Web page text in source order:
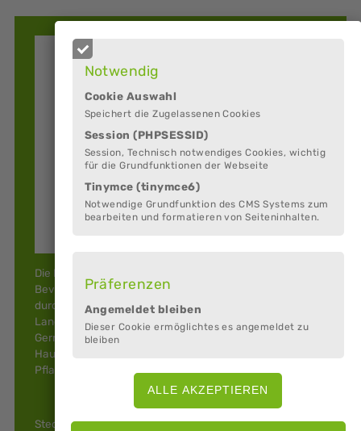
Notwendig
Cookie Auswahl
Speichert die Zugelassenen Cookies
Session (PHPSESSID)
Session, Technisch notwendiges Cookies, wichtig
für die Grundfunktionen der Webseite
Tinymce (tinymce6)
Notwendige Grundfunktion des CMS Systems zum
bearbeiten und formatieren von Seiteninhalten.
Präferenzen
Angemeldet bleiben
Dieser Cookie ermöglichtes es angemeldet zu
bleiben
Die NABU–Ortsgruppe in der damaligen Samtgemeinde
Beverstedt wurde am 24.3.1993 gegründet. Wir möchten
durch unser Wirken dazu beitragen, dass unsere schöne
Landschaft in ihrer ursprünglichen Form erhalten wird.
Gerne stehen wir für Fragen und Beratung in und um
Haus und Garten zur Verfügung: z.B.: Fragen zu giftigen
Pflanzen, Pilzen oder unbekannten Insekten etc.
Stedener Straße 50